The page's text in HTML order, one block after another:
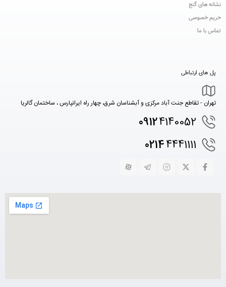
نشانه های گنج
حریم خصوصی
تماس با ما
پل های ارتباطی
تهران - تقاطع جنت آباد مرکزی و آبشناسان شرق، چهار راه ایرانپارس ، ساختمان گالریا
09124140052
02144441111